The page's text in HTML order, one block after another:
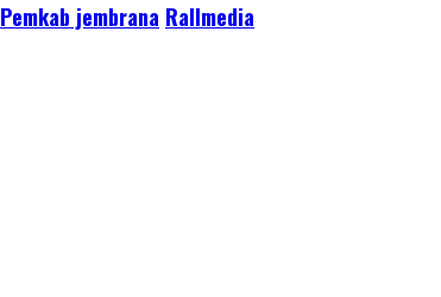
Pemkab jembrana Rallmedia